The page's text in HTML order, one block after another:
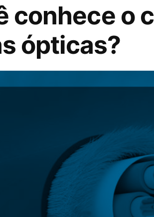
conhece o
ópticas?